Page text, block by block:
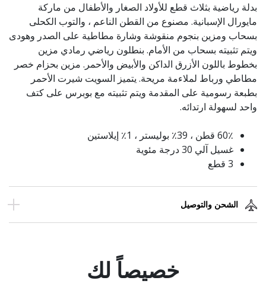
بدلة رياضية بثلاث قطع للأولاد الصغار والأطفال من ماركة
مايورال الإسبانية. مصنوع من القطن الناعم ، والتوب الكحلى
بسحاب ومزين بنجوم منقوشة وشارة مطاطية على الصدر وهودى
ويتم تثبيته بسحاب من الأمام. بنطلون رياضي رمادي مزين
بخطوط باللون الأزرق الداكن والأبيض والأحمر. مزين بحزام خصر
مطاطي ورباط لملاءمة مريحة. يتميز السويت شيرت الأحمر
بطبعة رسومية على المقدمة ويتم تثبيته مع بوبرس على كتف
واحد لسهولة ارتدائه.
60٪ قطن ، 39٪ بوليستر ، 1٪ إيلاستين
غسيل آلي 30 درجة مئوية
3 قطع
الشحن والتوصيل
خصيصاً لك